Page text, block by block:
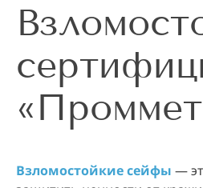
Взломостойкие сейфы —